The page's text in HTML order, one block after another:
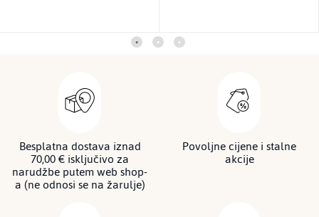
Besplatna dostava iznad
70,00 € isključivo za
narudžbe putem web shop-
a (ne odnosi se na žarulje)
Povoljne cijene i stalne
akcije